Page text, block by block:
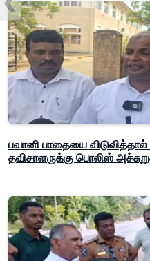
பவானி பாதையை
தவிசாளருக்கு பொலிஸ்